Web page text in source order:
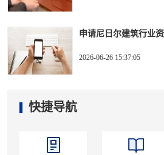
申请尼日尔建筑行业
2026-06-26 15:37:05
快捷导航